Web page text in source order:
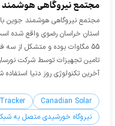
مجتمع نیروگاهی هوشمند 105 مگاوات
مجتمع نیروگاهی هوشمند جوین
استان خراسان رضوی واقع شده
55 مگاوات بوده و متشکل از
تامین تجهیزات توسط شرکت
آخرین تکنولوژی روز دنیا
Canadian Solar
Tracker
نیروگاه خورشیدی متصل به